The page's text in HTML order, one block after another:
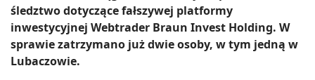
śledztwo dotyczące fałszywej platformy
inwestycyjnej Webtrader Braun Invest Holding. W
sprawie zatrzymano już dwie osoby, w tym jedną w
Lubaczowie.